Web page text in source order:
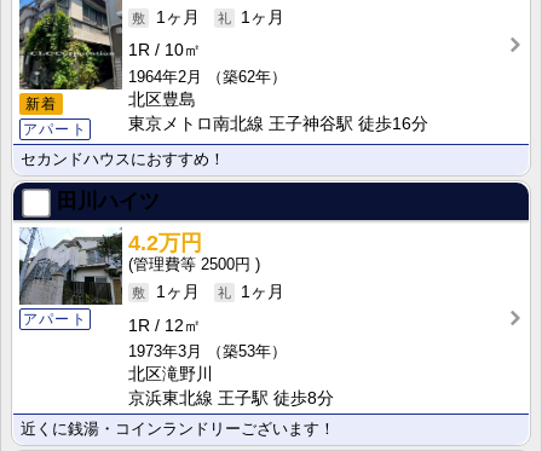
新着
アパート
1ヶ月
1ヶ月
1R
10㎡
1964年2月
（築62年）
北区豊島
東京メトロ南北線 王子神谷駅 徒歩16分
セカンドハウスにおすすめ！
田川ハイツ
アパート
4.2万円
2500円
1ヶ月
1ヶ月
1R
12㎡
1973年3月
（築53年）
北区滝野川
京浜東北線 王子駅 徒歩8分
近くに銭湯・コインランドリーございます！